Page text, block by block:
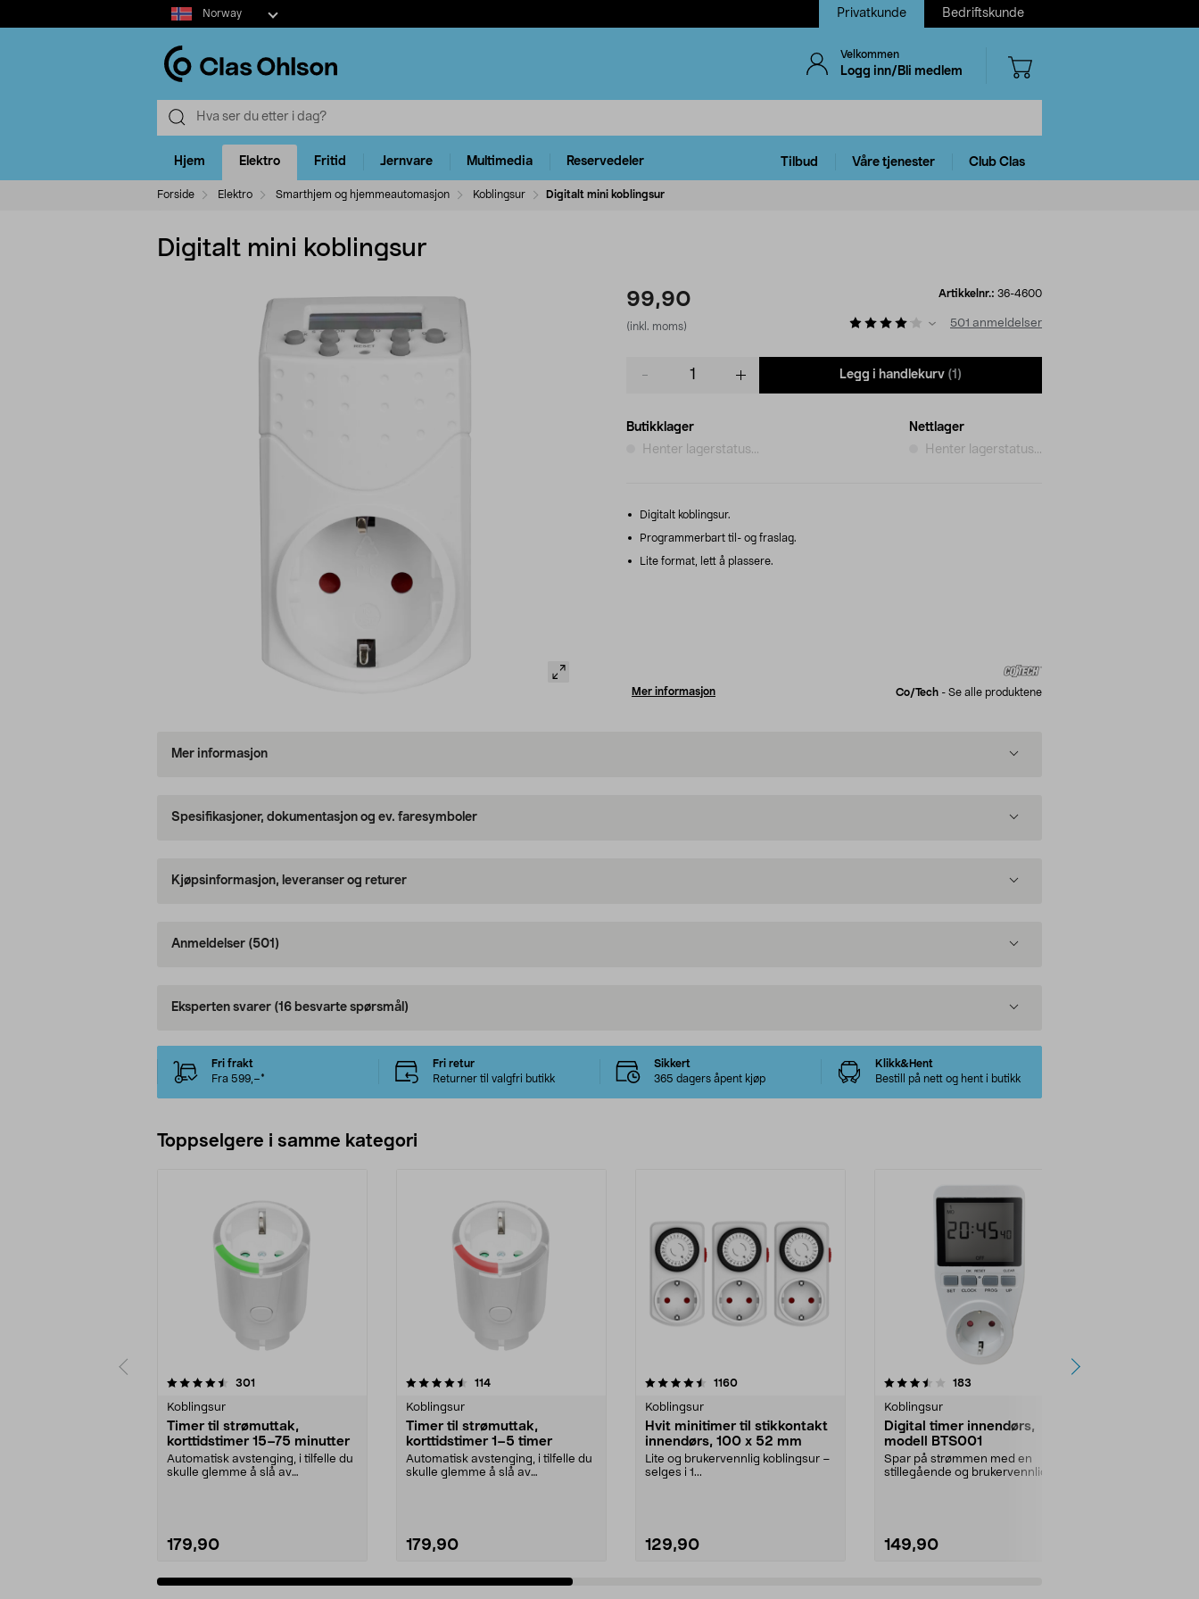
Select
market
Norway Privatkunde Bedriftskunde
Velkommen
Logg inn/Bli medlem
Hjem Elektro Fritid Jernvare Multimedia Reservedeler Tilbud Våre tjenester Club Clas
Forside Elektro Smarthjem og hjemmeautomasjon Koblingsur Digitalt mini koblingsur
Digitalt mini koblingsur
99,90
(inkl. moms)
Artikkelnr.: 36-4600
501 anmeldelser
Legg i handlekurv (1)
Butikklager
Henter lagerstatus...
Nettlager
Henter lagerstatus...
Digitalt koblingsur.
Programmerbart til- og fraslag.
Lite format, lett å plassere.
Mer informasjon Co/tech - Se alle produktene
Mer informasjon
Spesifikasjoner, dokumentasjon og ev. faresymboler
Kjøpsinformasjon, leveranser og returer
Anmeldelser (501)
Eksperten svarer (16 besvarte spørsmål)
Fri frakt
Fra 599,–*
Fri retur
Returner til valgfri butikk
Sikkert
365 dagers åpent kjøp
Klikk&Hent
Bestill på nett og hent i butikk
Toppselgere i samme kategori
301
Koblingsur
Timer til strømuttak,
korttidstimer 15–75 minutter
Automatisk avstenging, i tilfelle du
skulle glemme å slå av
179,90
4.5 av 5 stjerner 114anmeldelser
Koblingsur
Timer til strømuttak,
korttidstimer 1–5 timer
Automatisk avstenging, i tilfelle du
skulle glemme å slå av
179,90
4.5 av 5 stjerner 1160anmeldelser
Koblingsur
Hvit minitimer til stikkontakt
innendørs, 100 x 52 mm
Lite og brukervennlig koblingsur –
selges i 1...
129,90
3.5 av 5 stjerner 183
Koblingsur
Digital timer innendørs,
modell BTS001
Spar på strømmen med en
stillegående og brukervennlig
149,90
4.5 av 5 stjerner